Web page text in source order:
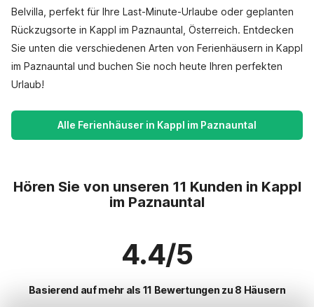
Belvilla, perfekt für Ihre Last-Minute-Urlaube oder geplanten
Rückzugsorte in Kappl im Paznauntal, Österreich. Entdecken
Sie unten die verschiedenen Arten von Ferienhäusern in Kappl
im Paznauntal und buchen Sie noch heute Ihren perfekten
Urlaub!
Alle Ferienhäuser in Kappl im Paznauntal
Hören Sie von unseren 11 Kunden in Kappl
im Paznauntal
4.4/5
Basierend auf mehr als 11 Bewertungen zu 8 Häusern